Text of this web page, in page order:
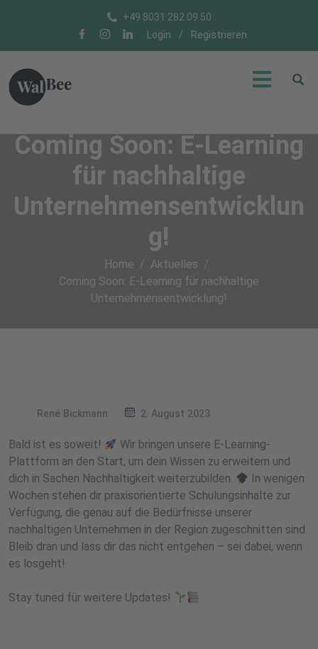
+49 8031 282 09 50
Login
/ Registrieren
Coming Soon: E-Learning
für nachhaltige
Unternehmensentwicklun
g!
Home
Aktuelles
Coming Soon: E-Learning für nachhaltige
Unternehmensentwicklung!
René Bickmann 2. August 2023
Bald ist es soweit!
Wir bringen unsere E-Learning-
Plattform an den Start, um dein Wissen zu erweitern und
dich in Sachen Nachhaltigkeit weiterzubilden.
In wenigen
Wochen stehen dir praxisorientierte Schulungsinhalte zur
Verfügung, die genau auf die Bedürfnisse unserer
nachhaltigen Unternehmen in der Region zugeschnitten sind.
Bleib dran und lass dir das nicht entgehen – sei dabei, wenn
es losgeht!
Stay tuned für weitere Updates!